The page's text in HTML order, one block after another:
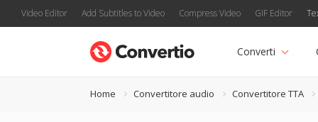
Video Editor Add Subtitles to Video Compress Video GIF Editor
Converti
Home Convertitore audio Convertitore TTA